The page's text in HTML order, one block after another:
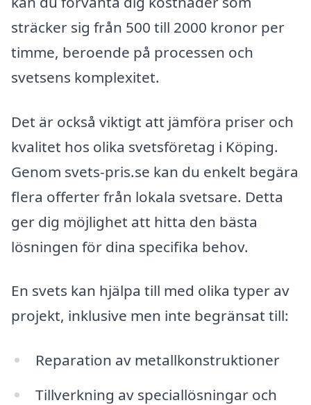
sträcker sig från 500 till 2000 kronor per
timme, beroende på processen och
svetsens komplexitet.
Det är också viktigt att jämföra priser och
kvalitet hos olika svetsföretag i Köping.
Genom svets-pris.se kan du enkelt begära
flera offerter från lokala svetsare. Detta
ger dig möjlighet att hitta den bästa
lösningen för dina specifika behov.
En svets kan hjälpa till med olika typer av
projekt, inklusive men inte begränsat till:
Reparation av metallkonstruktioner
Tillverkning av speciallösningar och